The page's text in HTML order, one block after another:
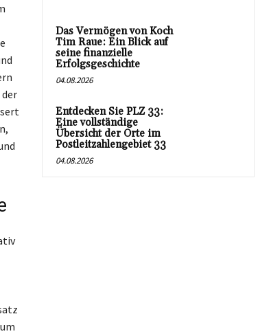
Das Vermögen von Koch
Tim Raue: Ein Blick auf
seine finanzielle
Erfolgsgeschichte
04.08.2026
Entdecken Sie PLZ 33:
Eine vollständige
Übersicht der Orte im
Postleitzahlengebiet 33
04.08.2026